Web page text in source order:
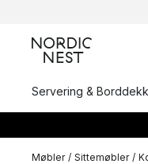
Servering &
Møbler / Sittemøbler /